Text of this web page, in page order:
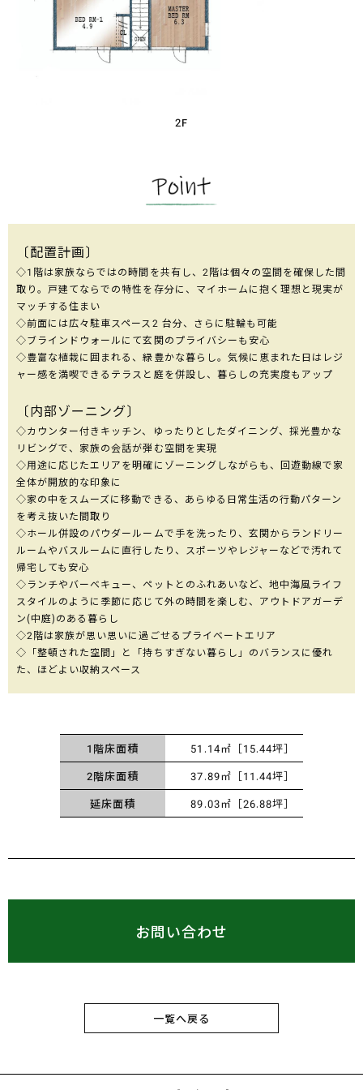
2F
〔配置計画〕
◇1階は家族ならではの時間を共有し、2階は個々の空間を確保した間
取り。戸建てならでの特性を存分に、マイホームに抱く理想と現実が
マッチする住まい
◇前面には広々駐車スペース2 台分、さらに駐輪も可能
◇ブラインドウォールにて玄関のプライバシーも安心
◇豊富な植栽に囲まれる、緑豊かな暮らし。気候に恵まれた日はレジ
ャー感を満喫できるテラスと庭を併設し、暮らしの充実度もアップ
〔内部ゾーニング〕
◇カウンター付きキッチン、ゆったりとしたダイニング、採光豊かな
リビングで、家族の会話が弾む空間を実現
◇用途に応じたエリアを明確にゾーニングしながらも、回遊動線で家
全体が開放的な印象に
◇家の中をスムーズに移動できる、あらゆる日常生活の行動パターン
を考え抜いた間取り
◇ホール併設のパウダールームで手を洗ったり、玄関からランドリー
ルームやバスルームに直行したり、スポーツやレジャーなどで汚れて
帰宅しても安心
◇ランチやバーベキュー、ペットとのふれあいなど、地中海風ライフ
スタイルのように季節に応じて外の時間を楽しむ、アウトドアガーデ
ン(中庭)のある暮らし
◇2階は家族が思い思いに過ごせるプライベートエリア
◇「整頓された空間」と「持ちすぎない暮らし」のバランスに優れ
た、ほどよい収納スペース
1階床面積
51.14㎡［15.44坪］
2階床面積
37.89㎡［11.44坪］
延床面積
89.03㎡［26.88坪］
お問い合わせ
一覧へ戻る